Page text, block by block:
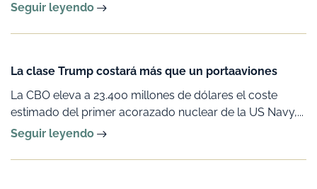
Seguir leyendo
La clase Trump costará más que un portaaviones
La CBO eleva a 23.400 millones de dólares el coste
estimado del primer acorazado nuclear de la US Navy,...
Seguir leyendo